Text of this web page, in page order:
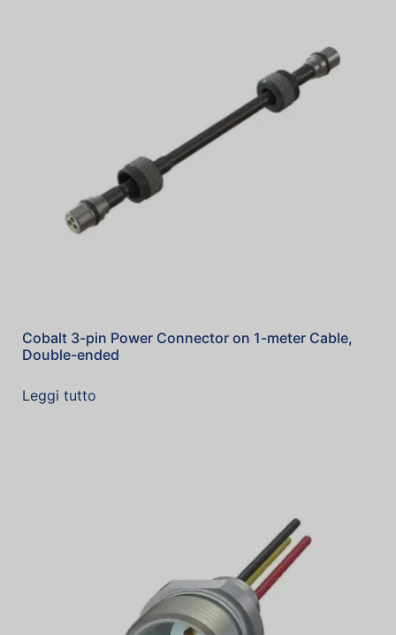
Cobalt 3-pin Power Connector on 1-meter Cable,
Double-ended
Leggi tutto